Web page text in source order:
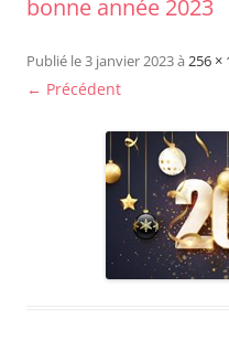
bonne année 2023
Publié le3 janvier 2023à 256 ×
← Précédent